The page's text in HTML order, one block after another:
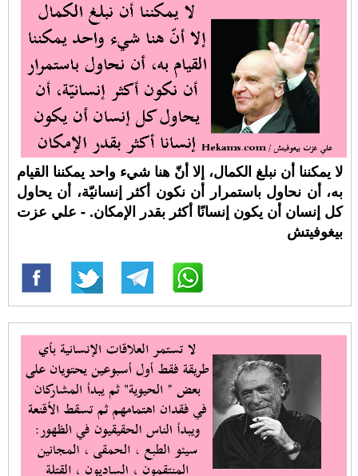
لا يمكننا أن نبلغ الكمال، إلا أنّ هنا شيء واحد يمكننا القيام
به، أن نحاول باستمرار أن نكون أكثر إنسانيّة، أن يحاول
كل إنسان أن يكون إنسانًا أكثر بقدر الإمكان. - علي عزت
بيغوفيتش